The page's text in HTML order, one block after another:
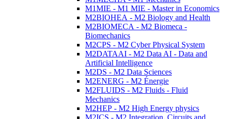
M1MIE - M1 MIE - Master in Economics
M2BIOHEA - M2 Biology and Health
M2BIOMECA - M2 Biomeca -
Biomechanics
M2CPS - M2 Cyber Physical System
M2DATAAI - M2 Data AI - Data and
Artificial Intelligence
M2DS - M2 Data Sciences
M2ENERG - M2 Énergie
M2FLUIDS - M2 Fluids - Fluid
Mechanics
M2HEP - M2 High Energy physics
M2ICS - M2 Integration, Circuits and